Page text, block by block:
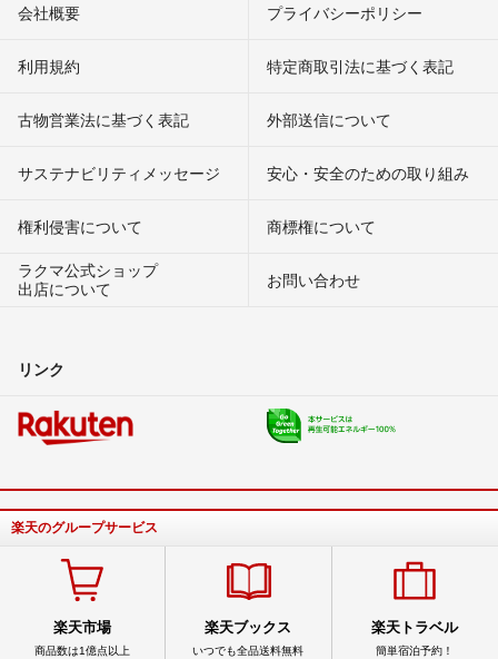
会社概要 プライバシーポリシー
利用規約 特定商取引法に基づく表記
古物営業法に基づく表記 外部送信について
サステナビリティメッセージ 安心・安全のための取り組み
権利侵害について
商標権について
ラクマ公式ショップ
出店について
お問い合わせ
リンク
楽天のグループサービス
楽天市場
商品数は1億点以上
楽天ブックス
いつでも全品送料無料
楽天トラベル
簡単宿泊予約！